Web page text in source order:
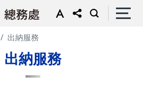
出納服務
出納服務